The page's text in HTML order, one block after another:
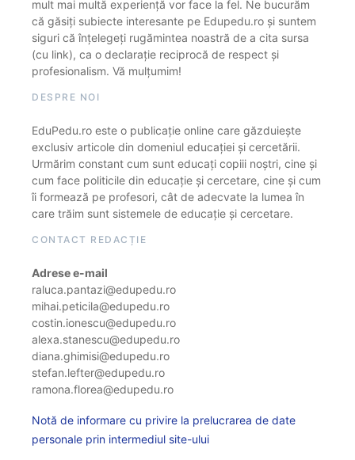
mult mai multă experiență vor face la fel. Ne bucurăm
că găsiți subiecte interesante pe Edupedu.ro și suntem
siguri că înțelegeți rugămintea noastră de a cita sursa
(cu link), ca o declarație reciprocă de respect și
profesionalism. Vă mulțumim!
DESPRE NOI
EduPedu.ro este o publicație online care găzduiește
exclusiv articole din domeniul educației și cercetării.
Urmărim constant cum sunt educați copiii noștri, cine și
cum face politicile din educație și cercetare, cine și cum
îi formează pe profesori, cât de adecvate la lumea în
care trăim sunt sistemele de educație și cercetare.
CONTACT REDACȚIE
Adrese e-mail
raluca.pantazi@edupedu.ro
mihai.peticila@edupedu.ro
costin.ionescu@edupedu.ro
alexa.stanescu@edupedu.ro
diana.ghimisi@edupedu.ro
stefan.lefter@edupedu.ro
ramona.florea@edupedu.ro
Notă de informare cu privire la prelucrarea de date
personale prin intermediul site-ului